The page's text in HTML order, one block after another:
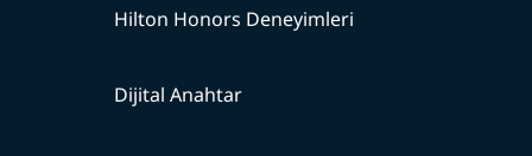
Hilton Honors Deneyimleri
Dijital Anahtar